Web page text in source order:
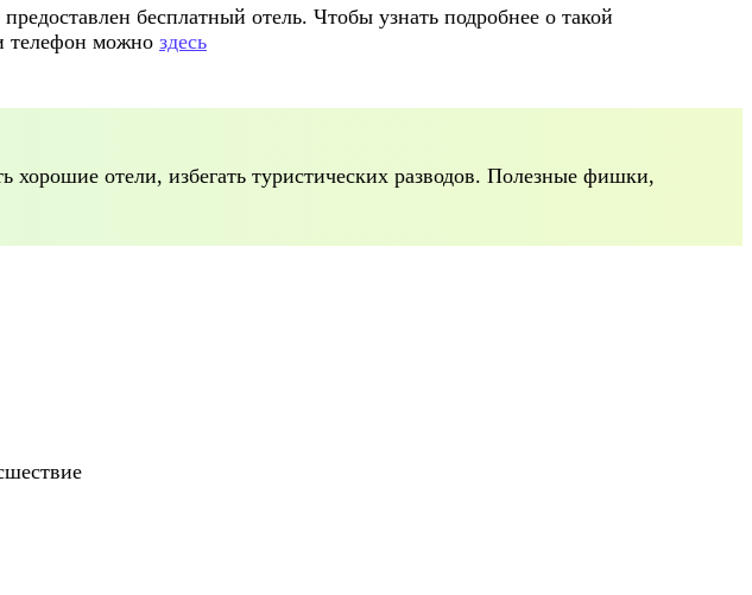
бесплатный отель. Чтобы узнать подробнее о такой
телефон можно здесь
хорошие отели, избегать туристических разводов. Полезные фишки,